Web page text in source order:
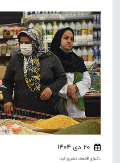
20 دی 1404
دکترای اقتصاد تشریح کرد؛